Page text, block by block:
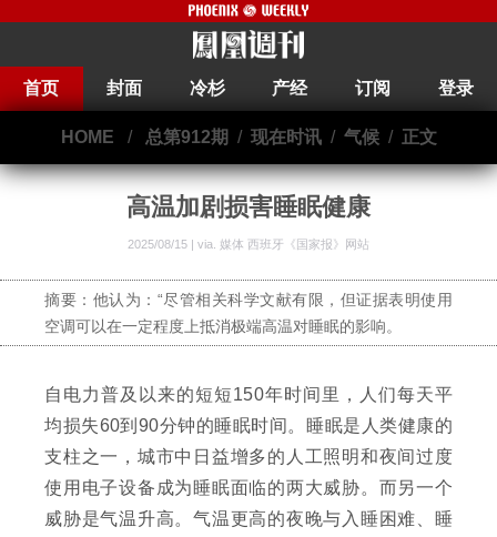
首页 封面 冷杉 产经 订阅 登录
HOME / 总第912期 / 现在时讯/ 气候/ 正文
高温加剧损害睡眠健康
2025/08/15 | via. 媒体 西班牙《国家报》网站
摘要：他认为：“尽管相关科学文献有限，但证据表明使用
空调可以在一定程度上抵消极端高温对睡眠的影响。
自电力普及以来的短短150年时间里，人们每天平
均损失60到90分钟的睡眠时间。睡眠是人类健康的
支柱之一，城市中日益增多的人工照明和夜间过度
使用电子设备成为睡眠面临的两大威胁。而另一个
威胁是气温升高。气温更高的夜晚与入睡困难、睡